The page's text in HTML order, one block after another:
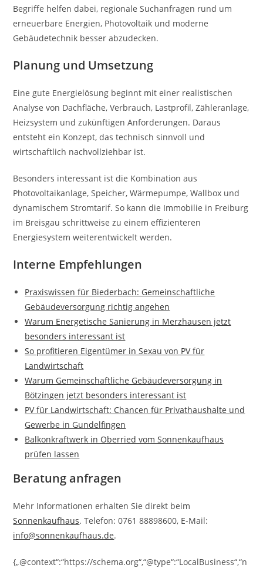
Begriffe helfen dabei, regionale Suchanfragen rund um
erneuerbare Energien, Photovoltaik und moderne
Gebäudetechnik besser abzudecken.
Planung und Umsetzung
Eine gute Energielösung beginnt mit einer realistischen
Analyse von Dachfläche, Verbrauch, Lastprofil, Zähleranlage,
Heizsystem und zukünftigen Anforderungen. Daraus
entsteht ein Konzept, das technisch sinnvoll und
wirtschaftlich nachvollziehbar ist.
Besonders interessant ist die Kombination aus
Photovoltaikanlage, Speicher, Wärmepumpe, Wallbox und
dynamischem Stromtarif. So kann die Immobilie in Freiburg
im Breisgau schrittweise zu einem effizienteren
Energiesystem weiterentwickelt werden.
Interne Empfehlungen
Praxiswissen für Biederbach: Gemeinschaftliche
Gebäudeversorgung richtig angehen
Warum Energetische Sanierung in Merzhausen jetzt
besonders interessant ist
So profitieren Eigentümer in Sexau von PV für
Landwirtschaft
Warum Gemeinschaftliche Gebäudeversorgung in
Bötzingen jetzt besonders interessant ist
PV für Landwirtschaft: Chancen für Privathaushalte und
Gewerbe in Gundelfingen
Balkonkraftwerk in Oberried vom Sonnenkaufhaus
prüfen lassen
Beratung anfragen
Mehr Informationen erhalten Sie direkt beim
Sonnenkaufhaus. Telefon: 0761 88898600, E-Mail:
info@sonnenkaufhaus.de.
{„@context“:“https://schema.org“,“@type“:“LocalBusiness“,“n